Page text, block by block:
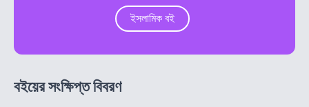
ইসলামিক বই
বইয়ের সংক্ষিপ্ত বিবরণ